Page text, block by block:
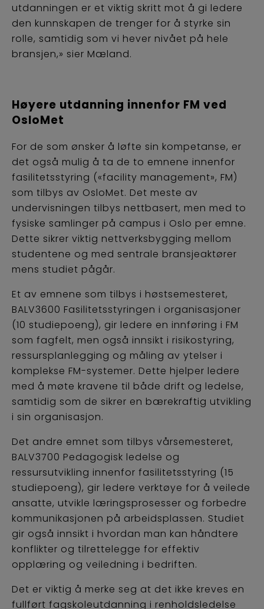
utdanningen er et viktig skritt mot å gi ledere
den kunnskapen de trenger for å styrke sin
rolle, samtidig som vi hever nivået på hele
bransjen,» sier Mæland.
Høyere utdanning innenfor FM ved
OsloMet
For de som ønsker å løfte sin kompetanse, er
det også mulig å ta de to emnene innenfor
fasilitetsstyring («facility management», FM)
som tilbys av OsloMet. Det meste av
undervisningen tilbys nettbasert, men med to
fysiske samlinger på campus i Oslo per emne.
Dette sikrer viktig nettverksbygging mellom
studentene og med sentrale bransjeaktører
mens studiet pågår.
Et av emnene som tilbys i høstsemesteret,
BALV3600 Fasilitetsstyringen i organisasjoner
(10 studiepoeng), gir ledere en innføring i FM
som fagfelt, men også innsikt i risikostyring,
ressursplanlegging og måling av ytelser i
komplekse FM-systemer. Dette hjelper ledere
med å møte kravene til både drift og ledelse,
samtidig som de sikrer en bærekraftig utvikling
i sin organisasjon.
Det andre emnet som tilbys vårsemesteret,
BALV3700 Pedagogisk ledelse og
ressursutvikling innenfor fasilitetsstyring (15
studiepoeng), gir ledere verktøye for å veilede
ansatte, utvikle læringsprosesser og forbedre
kommunikasjonen på arbeidsplassen. Studiet
gir også innsikt i hvordan man kan håndtere
konflikter og tilrettelegge for effektiv
opplæring og veiledning i bedriften.
Det er viktig å merke seg at det ikke kreves en
fullført fagskoleutdanning i renholdsledelse